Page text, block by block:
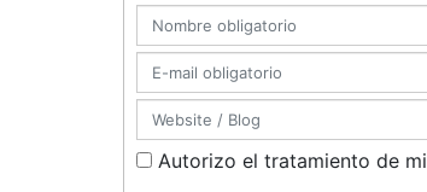
Autorizo el tratamiento de